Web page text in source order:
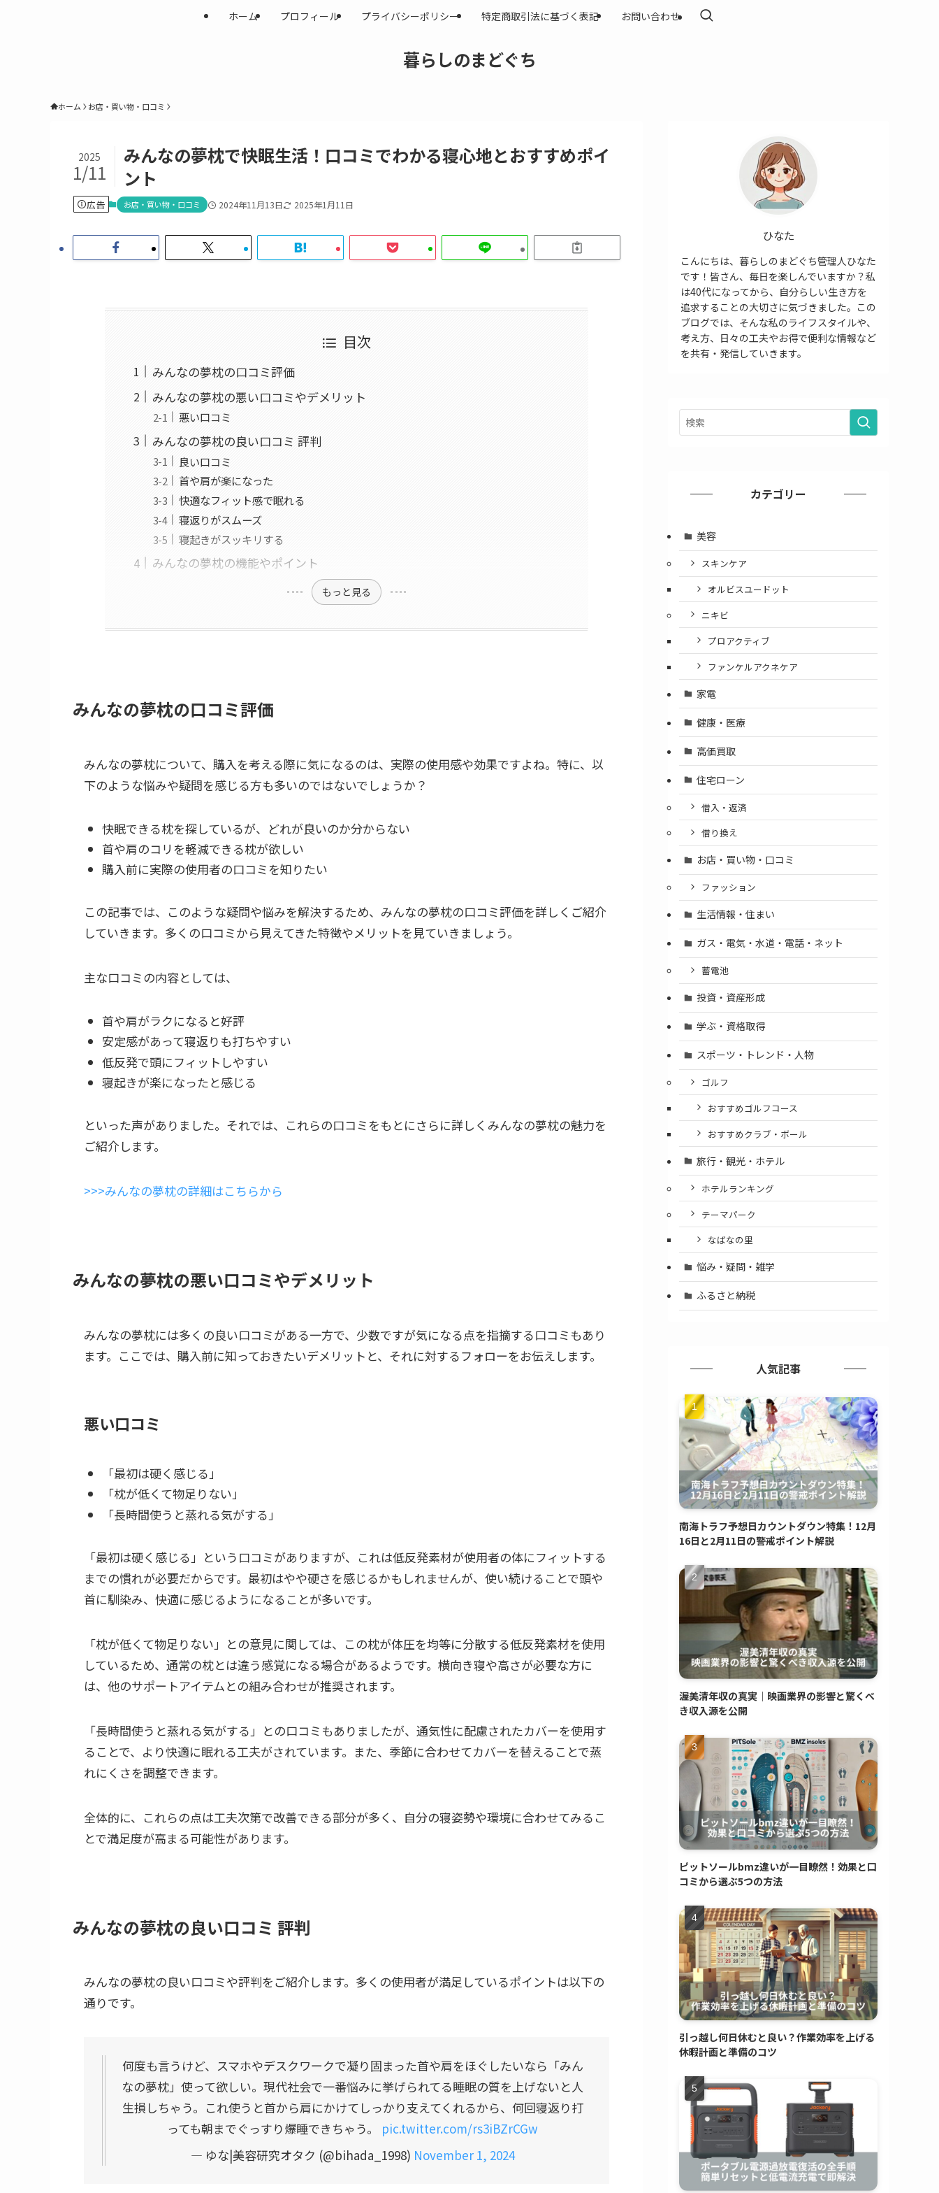
暮らしのまどぐち
ホーム プロフィール プライバシーポリシー 特定商取引法に基づく表記 お問い合わせ
ホーム お店・買い物・口コミ
みんなの夢枕で快眠生活！口コミでわかる寝心地とおすすめポイ
ント
2025
1/11
広告 お店・買い物・口コミ 2024年11月13日 2025年1月11日
目次
みんなの夢枕の口コミ評価
みんなの夢枕の悪い口コミやデメリット
悪い口コミ
みんなの夢枕の良い口コミ 評判
良い口コミ
首や肩が楽になった
快適なフィット感で眠れる
寝返りがスムーズ
寝起きがスッキリする
みんなの夢枕の機能やポイント
もっと見る
みんなの夢枕の口コミ評価
みんなの夢枕について、購入を考える際に気になるのは、実際の使用感や効果ですよね。特に、以
下のような悩みや疑問を感じる方も多いのではないでしょうか？
快眠できる枕を探しているが、どれが良いのか分からない
首や肩のコリを軽減できる枕が欲しい
購入前に実際の使用者の口コミを知りたい
この記事では、このような疑問や悩みを解決するため、みんなの夢枕の口コミ評価を詳しくご紹介
していきます。多くの口コミから見えてきた特徴やメリットを見ていきましょう。
主な口コミの内容としては、
首や肩がラクになると好評
安定感があって寝返りも打ちやすい
低反発で頭にフィットしやすい
寝起きが楽になったと感じる
といった声がありました。それでは、これらの口コミをもとにさらに詳しくみんなの夢枕の魅力を
ご紹介します。
>>>みんなの夢枕の詳細はこちらから
みんなの夢枕の悪い口コミやデメリット
みんなの夢枕には多くの良い口コミがある一方で、少数ですが気になる点を指摘する口コミもあり
ます。ここでは、購入前に知っておきたいデメリットと、それに対するフォローをお伝えします。
悪い口コミ
「最初は硬く感じる」
「枕が低くて物足りない」
「長時間使うと蒸れる気がする」
「最初は硬く感じる」という口コミがありますが、これは低反発素材が使用者の体にフィットする
までの慣れが必要だからです。最初はやや硬さを感じるかもしれませんが、使い続けることで頭や
首に馴染み、快適に感じるようになることが多いです。
「枕が低くて物足りない」との意見に関しては、この枕が体圧を均等に分散する低反発素材を使用
しているため、通常の枕とは違う感覚になる場合があるようです。横向き寝や高さが必要な方に
は、他のサポートアイテムとの組み合わせが推奨されます。
「長時間使うと蒸れる気がする」との口コミもありましたが、通気性に配慮されたカバーを使用す
ることで、より快適に眠れる工夫がされています。また、季節に合わせてカバーを替えることで蒸
れにくさを調整できます。
全体的に、これらの点は工夫次第で改善できる部分が多く、自分の寝姿勢や環境に合わせてみるこ
とで満足度が高まる可能性があります。
みんなの夢枕の良い口コミ 評判
みんなの夢枕の良い口コミや評判をご紹介します。多くの使用者が満足しているポイントは以下の
通りです。
何度も言うけど、スマホやデスクワークで凝り固まった首や肩をほぐしたいなら「みん
なの夢枕」使って欲しい。現代社会で一番悩みに挙げられてる睡眠の質を上げないと人
生損しちゃう。これ使うと首から肩にかけてしっかり支えてくれるから、何回寝返り打
っても朝までぐっすり爆睡できちゃう。 pic.twitter.com/rs3iBZrCGw
— ゆな|美容研究オタク (@bihada_1998) November 1, 2024
ひなた
こんにちは、暮らしのまどぐち管理人ひなた
です！皆さん、毎日を楽しんでいますか？私
は40代になってから、自分らしい生き方を
追求することの大切さに気づきました。この
ブログでは、そんな私のライフスタイルや、
考え方、日々の工夫やお得で便利な情報など
を共有・発信していきます。
カテゴリー
美容
スキンケア
オルビスユードット
ニキビ
プロアクティブ
ファンケルアクネケア
家電
健康・医療
高価買取
住宅ローン
借入・返済
借り換え
お店・買い物・口コミ
ファッション
生活情報・住まい
ガス・電気・水道・電話・ネット
蓄電池
投資・資産形成
学ぶ・資格取得
スポーツ・トレンド・人物
ゴルフ
おすすめゴルフコース
おすすめクラブ・ボール
旅行・観光・ホテル
ホテルランキング
テーマパーク
なばなの里
悩み・疑問・雑学
ふるさと納税
人気記事
南海トラフ予想日カウントダウン特集！12月
16日と2月11日の警戒ポイント解説
渥美清年収の真実｜映画業界の影響と驚くべ
き収入源を公開
ピットソールbmz違いが一目瞭然！効果と口
コミから選ぶ5つの方法
引っ越し何日休むと良い？作業効率を上げる
休暇計画と準備のコツ